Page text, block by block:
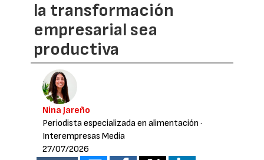
la transformación
empresarial sea
productiva
Nina Jareño
Periodista especializada en alimentación ·
Interempresas Media
27/07/2026